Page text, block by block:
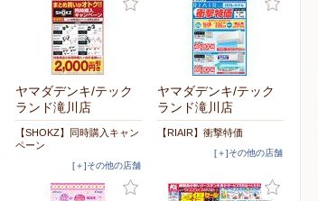
ヤマダデンキ/テック
ランド滝川店
【SHOKZ】同時購入キャン
ペーン
[＋]その他の店舗
ヤマダデンキ/テック
ランド滝川店
【RIAIR】衝撃特価
[＋]その他の店舗